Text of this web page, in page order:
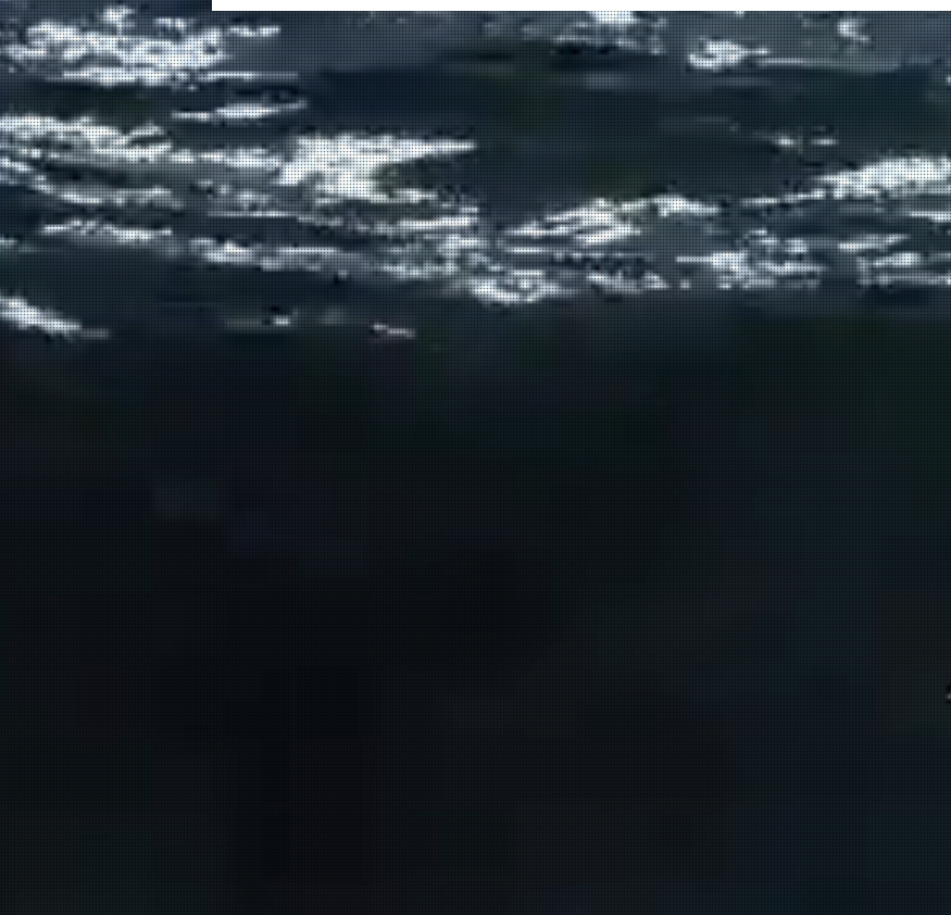
Κασσελάκη στο λιμάνι της
Σούδας
μεταφοράς μεταναστών από τη
Σούδα